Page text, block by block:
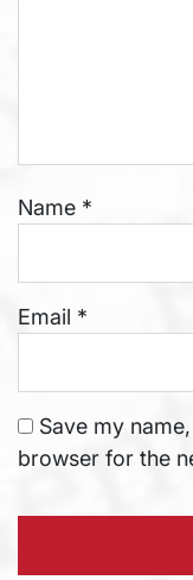
Name *
Email *
Save my
browser for the